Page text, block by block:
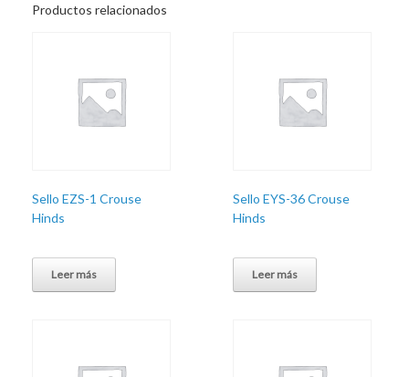
Productos relacionados
Sello EZS-1 Crouse
Hinds
Leer más
Sello EYS-36 Crouse
Hinds
Leer más